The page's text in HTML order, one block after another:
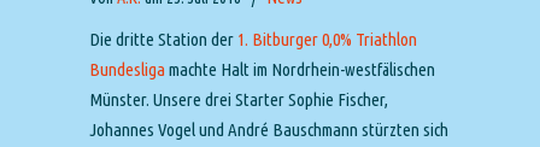
Die dritte Station der 1. Bitburger 0,0% Triathlon
Bundesliga machte Halt im Nordrhein-westfälischen
Münster. Unsere drei Starter Sophie Fischer,
Johannes Vogel und André Bauschmann stürzten sich